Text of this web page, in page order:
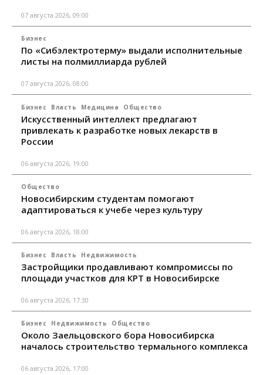
07 августа 2026, 09:00
Бизнес
По «Сибэлектротерму» выдали исполнительные
листы на полмиллиарда рублей
07 августа 2026, 08:00
Бизнес Власть Медицина Общество
Искусственный интеллект предлагают
привлекать к разработке новых лекарств в
России
06 августа 2026, 19:00
Общество
Новосибирским студентам помогают
адаптироваться к учебе через культуру
06 августа 2026, 18:00
Бизнес Власть Недвижимость
Застройщики продавливают компромиссы по
площади участков для КРТ в Новосибирске
06 августа 2026, 17:30
Бизнес Недвижимость Общество
Около Заельцовского бора Новосибирска
началось строительство термального комплекса
06 августа 2026, 17:00